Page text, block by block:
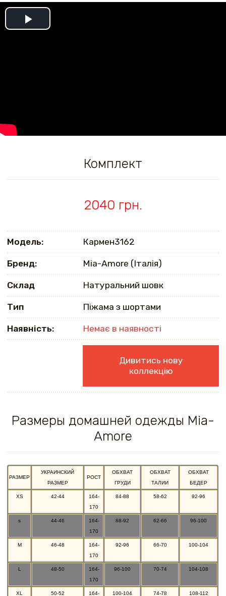
Play
Комплект
2040 грн.
Модель: Кармен3162
Бренд: Mia-Amore (Італія)
Склад Натуральний шовк
Тип Піжама з шортами
Наявність: Немає в наявності
Дивитись нову
коллекцію
Размеры домашней одежды Mia-
Amore
РАЗМЕР
УКРАИНСКИЙ
РАЗМЕР
РОСТ
ОБХВАТ
ГРУДИ
ОБХВАТ
ТАЛИИ
ОБХВАТ
БЕДЕР
XS 42-44
164-
170
84-88 58-62 92-96
s 44-46
164-
170
88-92 62-66 96-100
M 46-48
164-
170
92-96 66-70 100-104
L 48-50
164-
170
96-100 70-74 104-108
XL 50-52 164- 100-104 74-78 108-112